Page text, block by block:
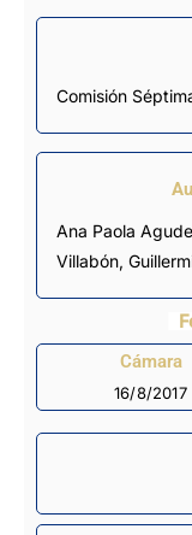
Comisión
Ana Paola
Villabón,
Cámara
16/8/2017